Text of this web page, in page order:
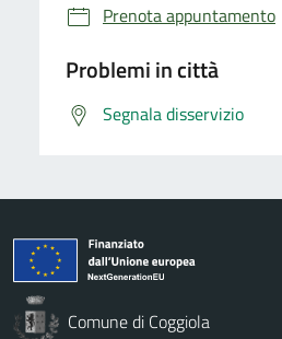
Prenota appuntamento
Problemi in città
Segnala disservizio
Comune di Coggiola